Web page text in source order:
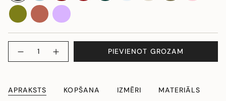
Sūnu
zaļa
Terakota Violeta
PIEVIENOT GROZAM
APRAKSTS KOPŠANA IZMĒRI MATERIĀLS